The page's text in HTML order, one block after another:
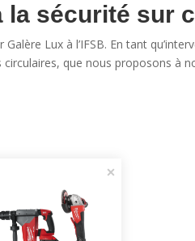
la sécurité sur
Lux à l’IFSB. En tant
que nous proposons à